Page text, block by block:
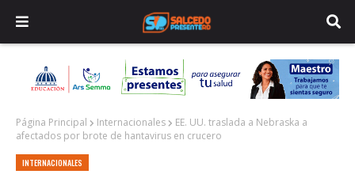
Página Principal Internacionales
EE. UU. traslada a Nebraska a
afectados por brote de hantavirus en crucero
INTERNACIONALES